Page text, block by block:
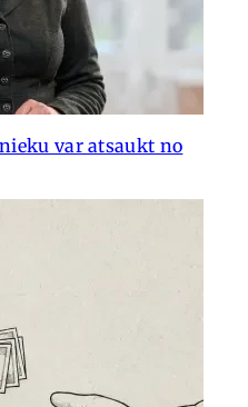
var atsaukt no